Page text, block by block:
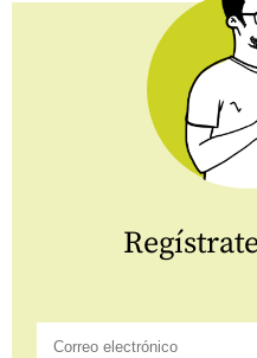
Regístrate